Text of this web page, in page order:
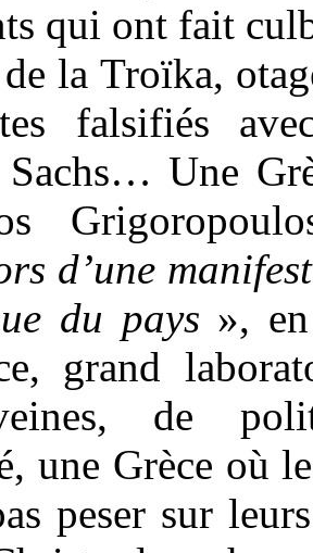
qui ont fait
de la Troïka,
falsifiés
Sachs… Une
d’une
du pays »,
grand
de
une Grèce où
peser sur